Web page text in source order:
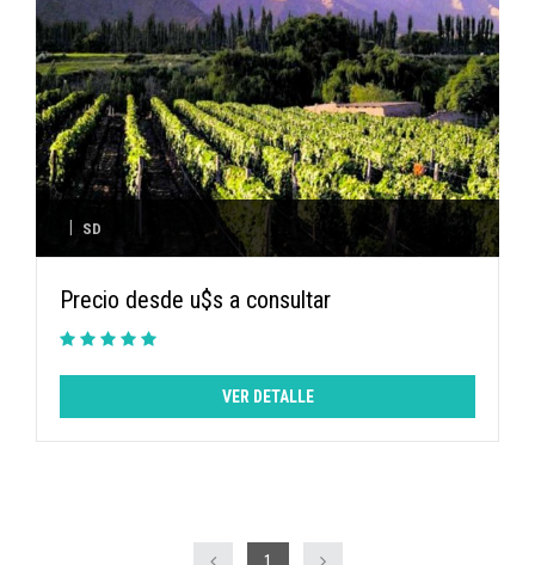
SD
Precio desde u$s a consultar
VER DETALLE